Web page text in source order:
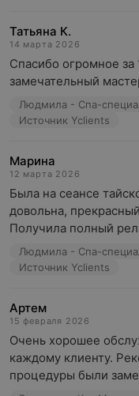
Татьяна К.
14 марта 2026
Спасибо огромное за
замечательный
Людмила - Спа-
Источник Yclients
Марина
12 марта 2026
Была на сеансе
довольна,
Получила полный
Людмила - Спа-
Источник Yclients
Артем
15 февраля 2026
Очень хорошее
каждому клиенту.
процедуры были